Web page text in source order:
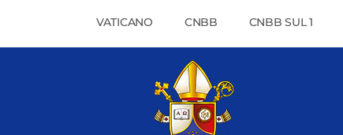
VATICANO CNBB CNBB SUL 1